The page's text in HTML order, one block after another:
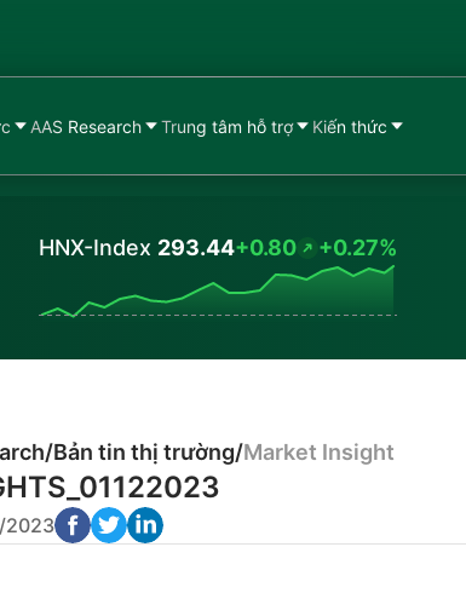
AAS Research Trung tâm hỗ trợ Kiến thức
HNX-Index 293.44+0.80 +0.27%
/Bản tin thị trường/Market Insight
2023